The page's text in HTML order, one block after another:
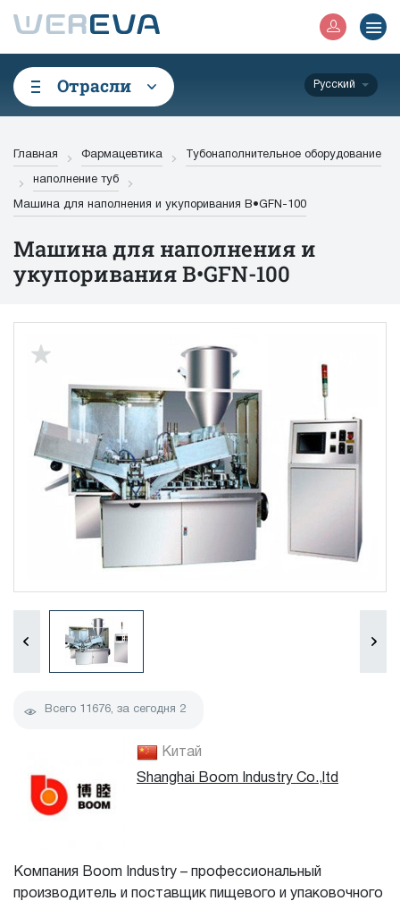
Отрасли Русский
Главная Фармацевтика Тубонаполнительное оборудование
наполнение туб
Машина для наполнения и укупоривания B•GFN-100
Машина для наполнения и
укупоривания B•GFN-100
Всего 11676, за сегодня 2
Китай
Shanghai Boom Industry Co.,ltd
Компания Boom Industry – профессиональный
производитель и поставщик пищевого и упаковочного